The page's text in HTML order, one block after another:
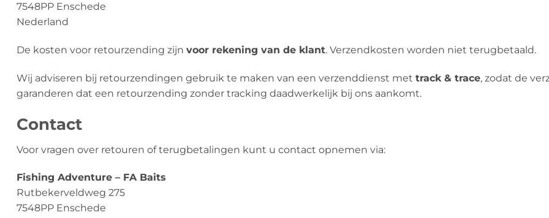
7548PP Enschede
Nederland
De kosten voor retourzending zijn voor rekening van de klant. Verzendkosten worden niet terugbetaald.
Wij adviseren bij retourzendingen gebruik te maken van een verzenddienst met track & trace, zodat de
garanderen dat een retourzending zonder tracking daadwerkelijk bij ons aankomt.
Contact
Voor vragen over retouren of terugbetalingen kunt u contact opnemen via:
Fishing Adventure – FA Baits
Rutbekerveldweg 275
7548PP Enschede